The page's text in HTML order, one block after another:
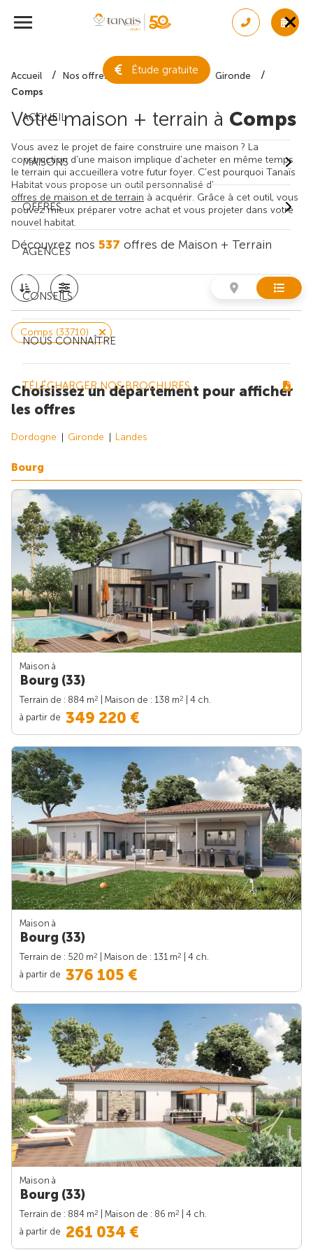
Étude gratuite
ACCUEIL
MAISONS
OFFRES
AGENCES
CONSEILS
NOUS CONNAÎTRE
TÉLÉCHARGER NOS BROCHURES
Accueil Nos offres de maison + terrain
Gironde
Comps
Votre maison + terrain à Comps
Vous avez le projet de faire construire une maison ? La
construction d'une maison implique d'acheter en même temps
le terrain qui accueillera votre futur foyer. C'est pourquoi Tanaïs
Habitat vous propose un outil personnalisé d'
offres de maison et de terrain à acquérir. Grâce à cet outil, vous
pouvez mieux préparer votre achat et vous projeter dans votre
nouvel habitat.
Découvrez nos 537 offres de Maison + Terrain
Comps (33710)
Choisissez un département pour afficher
les offres
Dordogne Gironde Landes
Bourg
Maison à
Bourg (33)
Terrain de : 884 m2 | Maison de : 138 m2
| 4 ch.
à partir de 349 220 €
Maison à
Bourg (33)
Terrain de : 520 m2 | Maison de : 131 m2
| 4 ch.
à partir de 376 105 €
Maison à
Bourg (33)
Terrain de : 884 m2 | Maison de : 86 m2
| 4 ch.
à partir de 261 034 €